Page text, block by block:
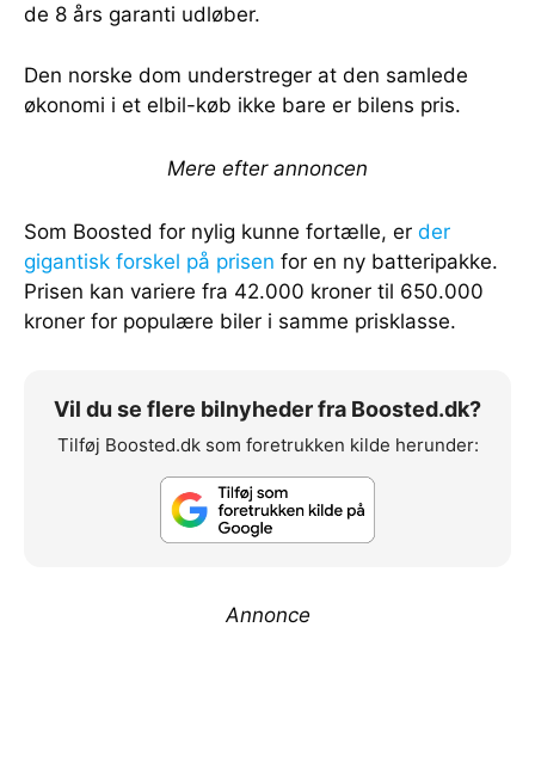
de 8 års garanti udløber.
Den norske dom understreger at den samlede
økonomi i et elbil-køb ikke bare er bilens pris.
Mere efter annoncen
Som Boosted for nylig kunne fortælle, er der
gigantisk forskel på prisen for en ny batteripakke.
Prisen kan variere fra 42.000 kroner til 650.000
kroner for populære biler i samme prisklasse.
Vil du se flere bilnyheder fra Boosted.dk?
Tilføj Boosted.dk som foretrukken kilde herunder:
Annonce